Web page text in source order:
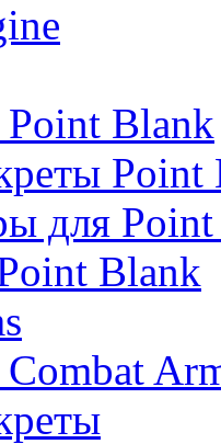
Blank
Point
для
Blank